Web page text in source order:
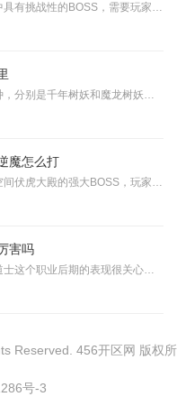
万年树妖王作为游戏中具有挑战性的BOSS，需要玩家做好充分准备才能应对。首先需要确保角色等级达到一定水平，最好在二十四级或这是因为高级装备通常有等级要求，而装备属性的提
树妖类怪物主要有两种，分别是千年树妖和魔龙树妖。千年树妖栖息于封魔谷的外围地图，通常以大树的形态出现，虽然无法移动，但其攻击范围却异常广阔。 魔龙树妖则刷新在盟重地
魔怎么打
暗之逆魔是位于太极空间伏虎大殿的强大BOSS，玩家需要从土城出发通过老兵传送至逆魔古刹，经过四层后穿越逆魔阵，按照逆时针方向前进最终抵达伏虎大殿才能找到它。暗之逆魔拥有
害吗
很多小伙伴都对咱们道士这个职业后期的表现很关心。大家都知道，道士在前期的爆发力可能不如法师，肉度也比不上战士，但咱们的续航能力可是一流的。通过加血和隐身这些技能，
Reserved. 456开区网 版权所
号-3